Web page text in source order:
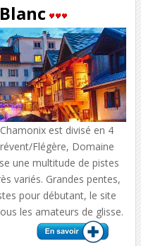
est divisé en 4
Flégère, Domaine
une multitude de pistes
variés. Grandes pentes,
pour débutant, le site
les amateurs de glisse.